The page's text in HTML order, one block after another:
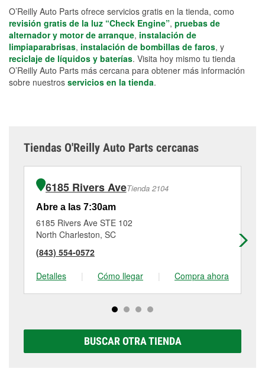
O’Reilly Auto Parts ofrece servicios gratis en la tienda, como
revisión gratis de la luz “Check Engine”, pruebas de
alternador y motor de arranque, instalación de
limpiaparabrisas, instalación de bombillas de faros, y
reciclaje de líquidos y baterías. Visita hoy mismo tu tienda
O’Reilly Auto Parts más cercana para obtener más información
sobre nuestros servicios en la tienda.
Tiendas O'Reilly Auto Parts cercanas
6185 Rivers AveTienda 2104
Abre a las 7:30am
6185 Rivers Ave STE 102
North Charleston, SC
(843) 554-0572
Detalles
| Cómo llegar | Compra ahora
BUSCAR OTRA TIENDA